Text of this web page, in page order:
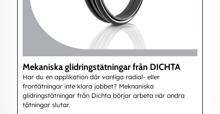
Mekaniska glidringstätningar från DICHTA
Har du en applikation där vanliga radial- eller
frontätningar inte klara jobbet? Meknaniska
glidringstätningar från Dichta börjar arbeta när andra
tätningar slutar.